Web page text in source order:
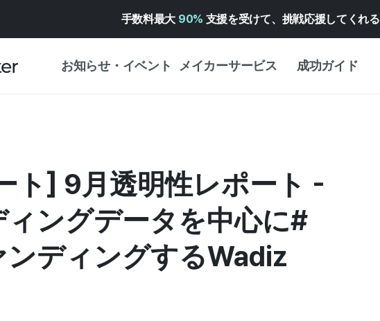
手数料最大 90% 支援を受けて、挑戦応援してくれる
お知らせ・イベント メイカーサービス 成功ガイド
プレスリリース
企画展カレンダー
セキュリティセンター
支援事業
ヘルプセンター ↗︎
WADIZアワード ↗︎
WADIZ・スクール
成功ストーリー
FOR GLOBAL MAKER
ト] 9月透明性レポート -
ングデータを中心に#
ディングするWadiz